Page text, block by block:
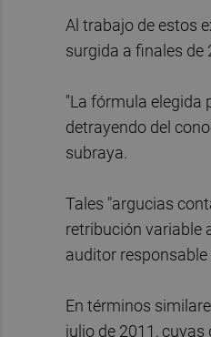
Al trabajo de estos
surgida a finales de
"La fórmula elegida
detrayendo del
subraya.
Tales "argucias
retribución variable
auditor
En términos
julio de 2011,